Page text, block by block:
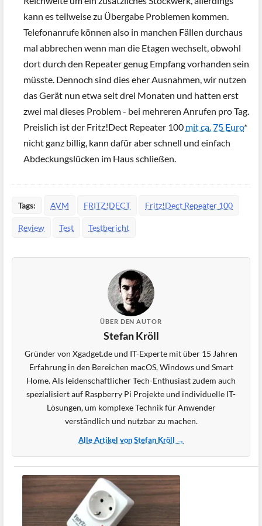
kann es teilweise zu Übergabe Problemen kommen.
Telefonanrufe können also in manchen Fällen durchaus
mal abbrechen wenn man die Etagen wechselt, obwohl
dort durch den Repeater genug Empfang vorhanden sein
müsste. Dennoch sind dies eher Ausnahmen, wir nutzen
das Gerät nun etwa seit drei Monaten und hatten erst
zwei mal dieses Problem - bei mehreren Anrufen pro Tag.
Preislich ist der Fritz!Dect Repeater 100 mit ca. 75 Euro*
nicht ganz billig, kann dafür aber schnell und einfach
Abdeckungslücken im Haus schließen.
Tags: AVM FRITZ!DECT Fritz!Dect Repeater 100
Review Test Testbericht
ÜBER DEN AUTOR
Stefan Kröll
Gründer von Xgadget.de und IT-Experte mit über 15 Jahren
Erfahrung in den Bereichen macOS, Windows und Smart
Home. Als leidenschaftlicher Tech-Enthusiast zudem auch
spezialisiert auf Raspberry Pi Projekte und individuelle IT-
Lösungen, um komplexe Technik für Anwender
verständlich und nutzbar zu machen.
Alle Artikel von Stefan Kröll →